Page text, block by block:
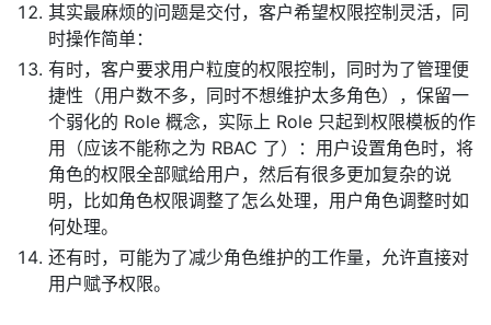
其实最麻烦的问题是交付，客户希望权限控制灵活，同
时操作简单：
有时，客户要求用户粒度的权限控制，同时为了管理便
捷性（用户数不多，同时不想维护太多角色），保留一
个弱化的 Role 概念，实际上 Role 只起到权限模板的作
用（应该不能称之为 RBAC 了）：用户设置角色时，将
角色的权限全部赋给用户，然后有很多更加复杂的说
明，比如角色权限调整了怎么处理，用户角色调整时如
何处理。
还有时，可能为了减少角色维护的工作量，允许直接对
用户赋予权限。